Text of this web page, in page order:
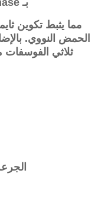
مما يثبط تكوين
الحمض النووي.
ثلاثي الفوسفات